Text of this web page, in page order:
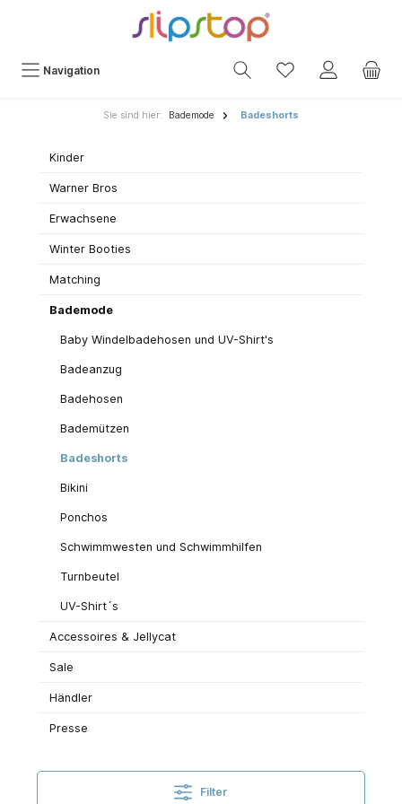
Navigation
Sie sind hier: Bademode Badeshorts
Kinder
Warner Bros
Erwachsene
Winter Booties
Matching
Bademode
Baby Windelbadehosen und UV-Shirt's
Badeanzug
Badehosen
Bademützen
Badeshorts
Bikini
Ponchos
Schwimmwesten und Schwimmhilfen
Turnbeutel
UV-Shirt´s
Accessoires & Jellycat
Sale
Händler
Presse
Filter